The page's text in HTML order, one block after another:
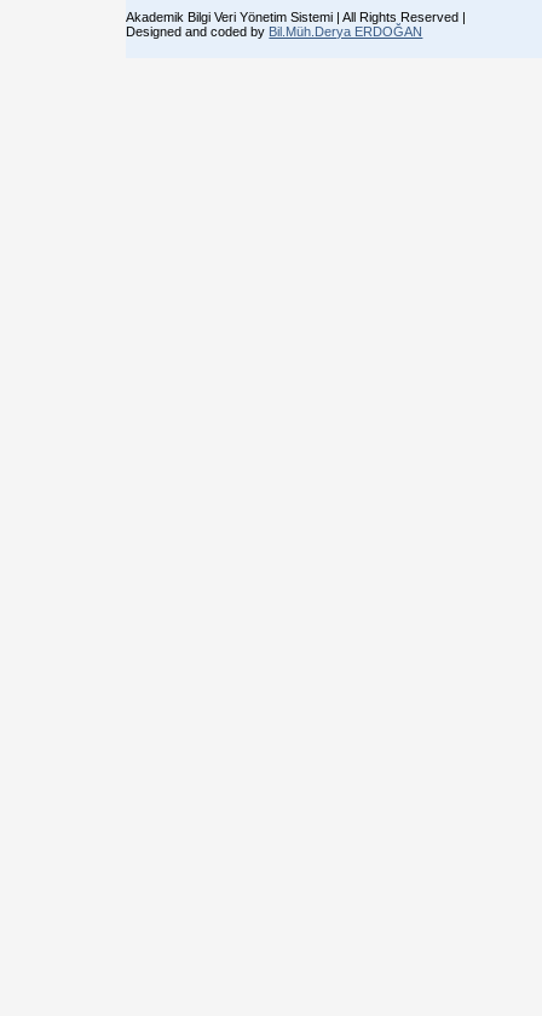
Akademik Bilgi Veri Yönetim Sistemi | All Rights Reserved |
Designed and coded by Bil.Müh.Derya ERDOĞAN